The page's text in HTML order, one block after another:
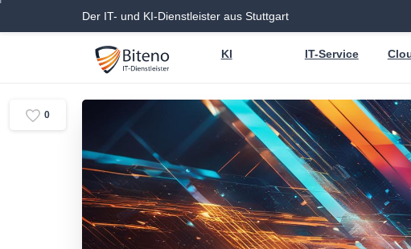
Der IT- und KI-Dienstleister aus Stuttgart
KI IT-Service
0